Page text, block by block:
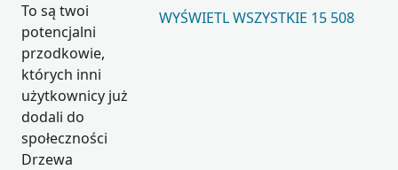
To są twoi
potencjalni
przodkowie,
których inni
użytkownicy już
dodali do
społeczności
Drzewa
WYŚWIETL WSZYSTKIE 15 508